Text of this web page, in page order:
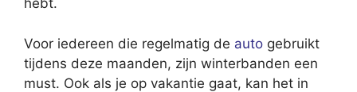
hebt.
Voor iedereen die regelmatig de auto gebruikt
tijdens deze maanden, zijn winterbanden een
must. Ook als je op vakantie gaat, kan het in